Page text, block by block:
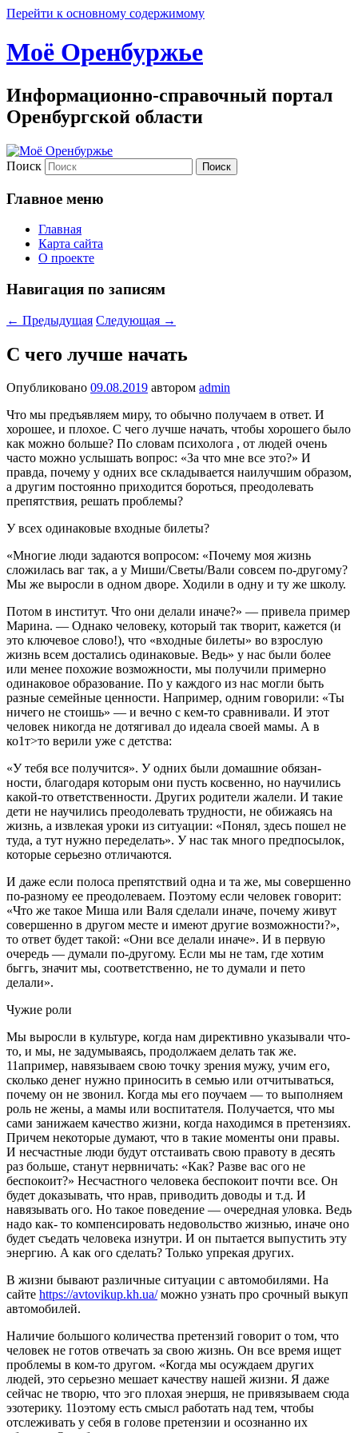
Перейти к основному содержимому
Моё Оренбуржье
Информационно-справочный портал
Оренбургской области
Поиск
Главное меню
Главная
Карта сайта
О проекте
Навигация по записям
← Предыдущая Следующая →
С чего лучше начать
Опубликовано 09.08.2019 автором admin
Что мы предъявляем миру, то обычно полу­чаем в ответ. И
хоро­шее, и плохое. С чего лучше начать, что­бы хорошего было
как можно больше? По словам психолога , от людей очень
часто можно услышать вопрос: «За что мне все это?» И
правда, почему у од­них все складывается наилучшим образом,
а другим постоянно приходится бороться, прео­долевать
препятствия, решать проблемы?
У всех одинаковые входные билеты?
«Многие люди задаются вопросом: «Почему моя жизнь
сложилась ваг так, а у Миши/Светы/Вали совсем по-другому?
Мы же выросли в одном дворе. Ходили в одну и ту же школу.
Потом в институт. Что они делали иначе?» — привела пример
Марина. — Од­нако человеку, который так творит, кажется (и
это ключевое слово!), что «входные биле­ты» во взрослую
жизнь всем достались оди­наковые. Ведь» у нас были более
или менее по­хожие возможности, мы получили примерно
одинаковое образование. По у каждого из нас могли быть
разные семейные ценности. На­пример, одним говорили: «Ты
ничего не сто­ишь» — и вечно с кем-то сравнивали. И этот
человек никогда не дотягивал до идеала сво­ей мамы. А в
ко1т>то верили уже с детства:
«У тебя все получится». У одних были домашние обязан­
ности, благодаря которым они пусть косвенно, но научи­лись
какой-то ответственности. Других родители жале­ли. И такие
дети не научились преодолевать трудности, не обижаясь на
жизнь, а извлекая уроки из ситуации: «По­нял, здесь пошел не
туда, а тут нужно переделать». У нас так много предпосылок,
которые серьезно отличаются.
И даже если полоса препятствий одна и та же, мы совер­шенно
по-разному ее преодолеваем. Поэтому если че­ловек говорит:
«Что же такое Миша или Валя сделали иначе, почему живут
совершенно в другом месте и име­ют другие возможности?»,
то ответ будет та­кой: «Они все делали иначе». И в первую
очередь — думали по-другому. Если мы не там, где хотим
бьггь, значит мы, соответст­венно, не то думали и пето
делали».
Чужие роли
Мы выросли в культуре, когда нам дирек­тивно указывали что-
то, и мы, не задумыва­ясь, продолжаем делать так же.
11апример, навязываем свою точку зрения мужу, учим его,
сколько денег нужно приносить в семью или отчитываться,
почему он не звонил. Ког­да мы его поучаем — то выполняем
роль не жены, а мамы или воспитателя. Получается, что мы
сами занижаем качество жизни, ког­да находимся в претензиях.
Причем некото­рые думают, что в такие моменты они пра­вы.
И несчастные люди будут отстаивать свою правоту в десять
раз больше, станут нервни­чать: «Как? Разве вас ого не
беспокоит?» Не­счастного человека беспокоит почти все. Он
будет доказы­вать, что нрав, приводить доводы и т.д. И
навязывать ого. Но такое поведение — очередная уловка. Ведь
надо как- то компенсировать недовольство жизнью, иначе оно
бу­дет съедать человека изнутри. И он пытается выпустить эту
энергию. А как ого сделать? Только упрекая других.
В жизни бывают различные ситуации с автомобилями. На
сайте https://avtovikup.kh.ua/можно узнать про срочный выкуп
автомобилей.
Наличие большого количества претензий говорит о том, что
человек не готов отвечать за свою жизнь. Он все вре­мя ищет
проблемы в ком-то другом. «Когда мы осуждаем других
людей, это серьезно мешает качеству нашей жизни. Я даже
сейчас не творю, что эго плохая энершя, не при­вязываем сюда
эзотерику. 11оэтому есть смысл работать над тем, чтобы
отслеживать у себя в голове претензии и осознанно их